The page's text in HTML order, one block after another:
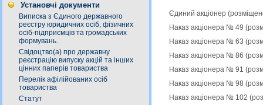
Установчі документи
Виписка з Єдиного державного
реєстру юридичних осіб, фізичних
осіб-підприємців та громадських
формувань.
Свідоцтво(а) про державну
реєстрацію випуску акцій та інших
цінних паперів товариства
Перелік афілійованих осіб
товариства
Статут
Єдиний акціонер
Наказ акціонера № 49
Наказ акціонера № 63
Наказ акціонера № 86
Наказ акціонера № 91
Наказ акціонера № 98
Наказ акціонера № 102